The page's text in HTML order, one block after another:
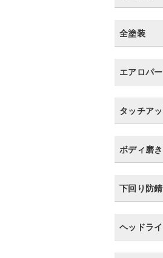
全塗装
エアロパ
タッチア
ボディ磨き
下回り防
ヘッドラ